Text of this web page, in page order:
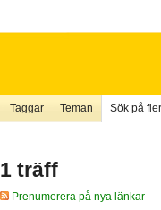
Taggar Teman Sök på
1 träff
Prenumerera på nya länkar